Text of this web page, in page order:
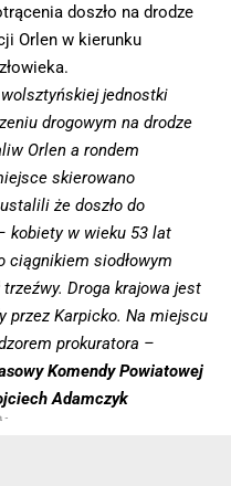
doszło na drodze
Orlen w kierunku
jednostki
drogowym na drodze
Orlen a rondem
skierowano
że doszło do
kobiety w wieku 53 lat
ciągnikiem siodłowym
Droga krajowa jest
przez Karpicko. Na miejscu
prokuratora –
Komendy Powiatowej
Adamczyk
-